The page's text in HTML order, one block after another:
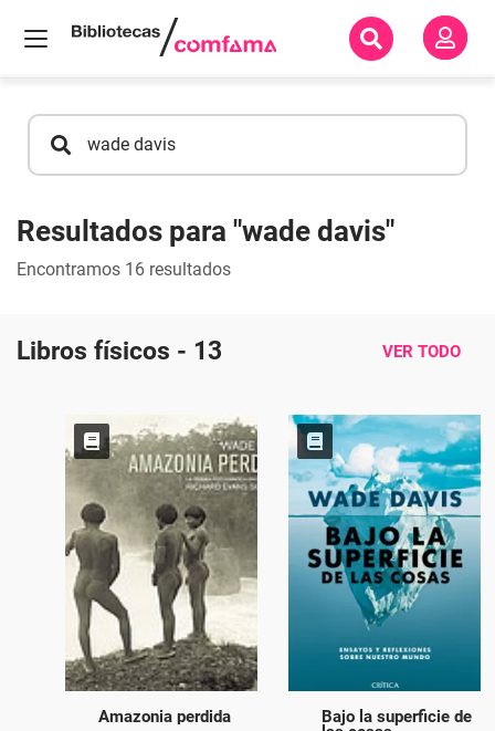
Resultados
búsqueda
Resultados para "wade davis"
Encontramos 16 resultados
Libros físicos - 13 VER TODO
Amazonia perdida Bajo la superficie de